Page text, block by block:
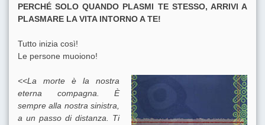
PERCHÉ SOLO QUANDO PLASMI TE STESSO, ARRIVI A
PLASMARE LA VITA INTORNO A TE!
Tutto inizia così!
Le persone muoiono!
<<La morte è la nostra
eterna compagna. È
sempre alla nostra sinistra,
a un passo di distanza. Ti